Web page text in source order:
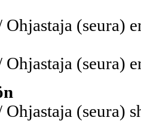
(seura)
(seura)
(seura)